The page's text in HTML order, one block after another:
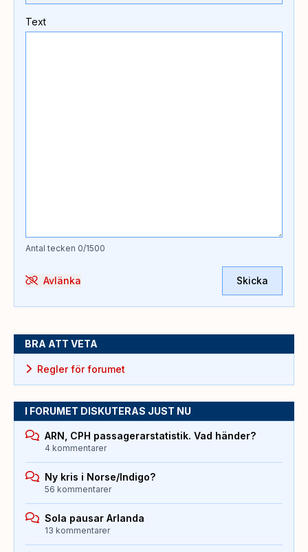
Text
Antal tecken 0/1500
Avlänka Skicka
BRA ATT VETA
Regler för forumet
I FORUMET DISKUTERAS JUST NU
ARN, CPH passagerarstatistik. Vad händer?
4 kommentarer
Ny kris i Norse/Indigo?
56 kommentarer
Sola pausar Arlanda
13 kommentarer